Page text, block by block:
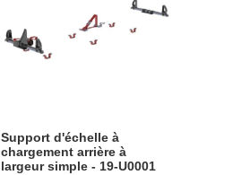
Support d'échelle à
chargement arrière à
largeur simple - 19-U0001